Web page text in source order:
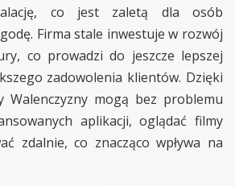
co jest zaletą dla osób
Firma stale inwestuje w rozwój
co prowadzi do jeszcze lepszej
zadowolenia klientów. Dzięki
Walenczyzny mogą bez problemu
aplikacji, oglądać filmy
zdalnie, co znacząco wpływa na